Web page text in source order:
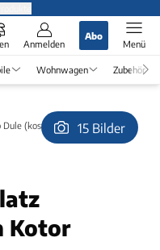
Anmelden
Abo
Menü
Wohnwagen Zubehör
Dule (kostenlos) in Kotor15 Bilder
Kotor